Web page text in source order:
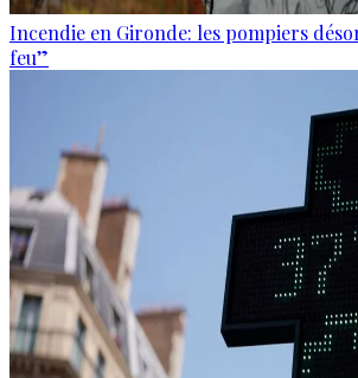
Incendie en Gironde: les pompiers
feu”